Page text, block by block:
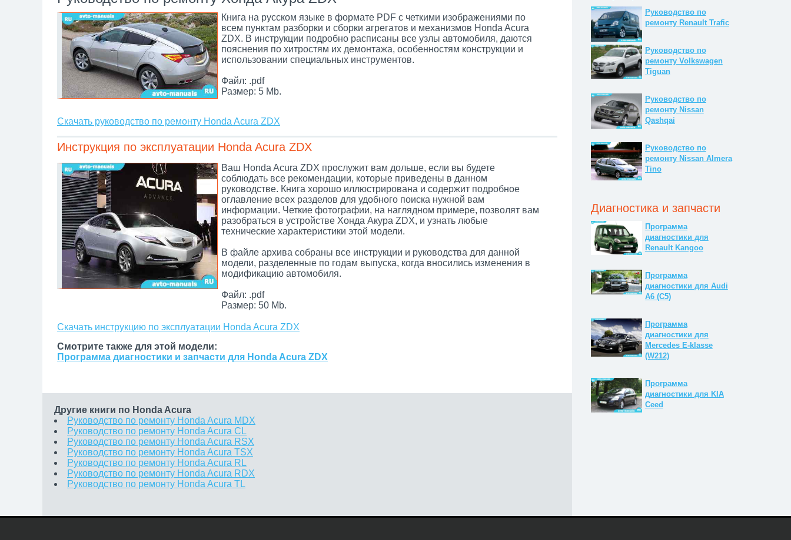
Книга на русском языке в формате PDF с четкими изображениями по
всем пунктам разборки и сборки агрегатов и механизмов Honda Acura
ZDX. В инструкции подробно расписаны все узлы автомобиля, даются
пояснения по хитростям их демонтажа, особенностям конструкции и
использовании специальных инструментов.
Файл: .pdf
Размер: 5 Mb.
Скачать руководство по ремонту Honda Acura ZDX
Инструкция по эксплуатации Honda Acura ZDX
Ваш Honda Acura ZDX прослужит вам дольше, если вы будете
соблюдать все рекомендации, которые приведены в данном
руководстве. Книга хорошо иллюстрирована и содержит подробное
оглавление всех разделов для удобного поиска нужной вам
информации. Четкие фотографии, на наглядном примере, позволят вам
разобраться в устройстве Хонда Акура ZDX, и узнать любые
технические характеристики этой модели.
В файле архива собраны все инструкции и руководства для данной
модели, разделенные по годам выпуска, когда вносились изменения в
модификацию автомобиля.
Файл: .pdf
Размер: 50 Mb.
Скачать инструкцию по эксплуатации Honda Acura ZDX
Смотрите также для этой модели:
Программа диагностики и запчасти для Honda Acura ZDX
Другие книги по Honda Acura
Руководство по ремонту Honda Acura MDX
Руководство по ремонту Honda Acura CL
Руководство по ремонту Honda Acura RSX
Руководство по ремонту Honda Acura TSX
Руководство по ремонту Honda Acura RL
Руководство по ремонту Honda Acura RDX
Руководство по ремонту Honda Acura TL
Руководство по
ремонту Renault Trafic
Руководство по
ремонту Volkswagen
Tiguan
Руководство по
ремонту Nissan
Qashqai
Руководство по
ремонту Nissan Almera
Tino
Диагностика и запчасти
Программа
диагностики для
Renault Kangoo
Программа
диагностики для Audi
A6 (C5)
Программа
диагностики для
Mercedes E-klasse
(W212)
Программа
диагностики для KIA
Ceed